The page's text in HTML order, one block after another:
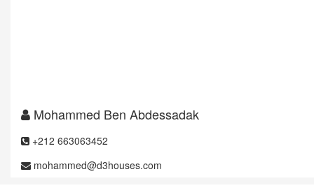
Mohammed Ben Abdessadak
+212 663063452
mohammed@d3houses.com